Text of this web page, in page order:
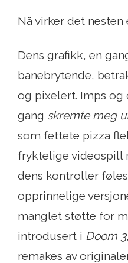
Nå virker det
Dens grafikk, en
banebrytende,
og pixelert. Imps og
gang skremte meg
som fettete pizza
fryktelige videospill
dens kontroller føles
opprinnelige
manglet støtte for
introdusert i Doom 3
remakes av